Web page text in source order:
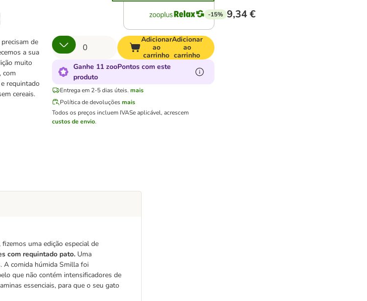
de
a sua
muito
com
requintado
cereais.
-15% 9,34 €
Adicionar
ao
carrinho
Adicionar
ao
carrinho
Ganhe 11 zooPontos com este
produto
Entrega em 2-5 dias úteis. mais
Política de devoluções mais
Todos os preços incluem IVASe aplicável, acrescem
custos de envio.
uma edição especial de
com requintado pato. Uma
A comida húmida Smilla foi
que não contém intensificadores de
essenciais, para que o seu gato